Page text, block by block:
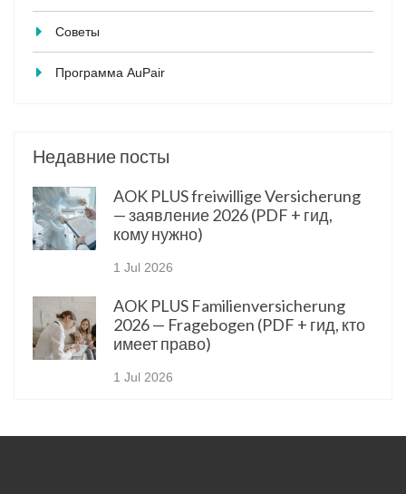
Советы
Программа AuPair
Недавние посты
AOK PLUS freiwillige Versicherung
— заявление 2026 (PDF + гид,
кому нужно)
1 Jul 2026
AOK PLUS Familienversicherung
2026 — Fragebogen (PDF + гид, кто
имеет право)
1 Jul 2026